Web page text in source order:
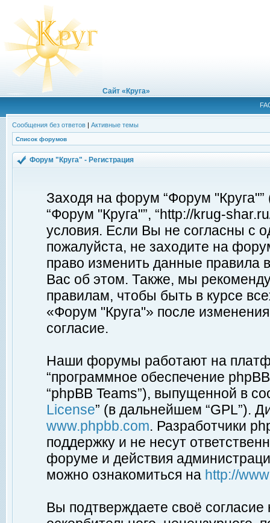
Сайт «Круга»
Сообщения без ответов | Активные темы
Список форумов
Форум "Круга" - Регистрация
Заходя на форум “Форум
“Форум "Круга"”, “http://krug-
условия. Если Вы не согласны с
пожалуйста, не заходите на
право изменить данные правила
Вас об этом. Также, мы
правилам, чтобы быть в курсе
«Форум "Круга"» после
согласие.
Наши форумы работают на
“программное обеспечение
“phpBB Teams”), выпущенной в
License” (в дальнейшем “GPL”).
www.phpbb.com. Разработчики
поддержку и не несут
форуме и действия
можно ознакомиться на http://
Вы подтверждаете своё